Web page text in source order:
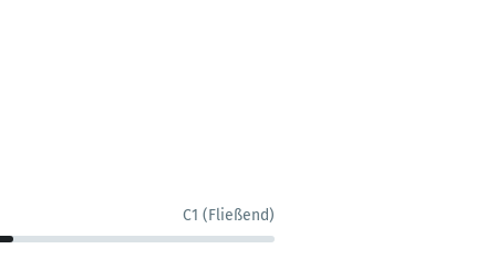
C1 (Fließend)